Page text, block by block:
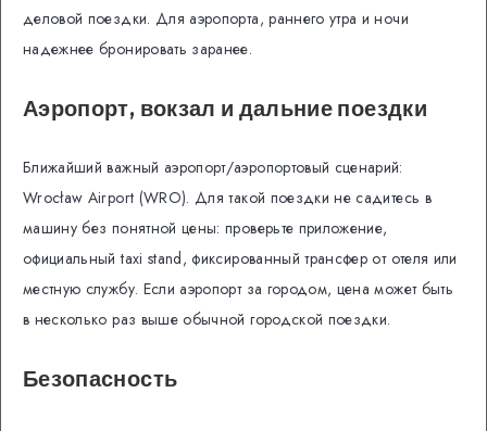
деловой поездки. Для аэропорта, раннего утра и ночи
надежнее бронировать заранее.
Аэропорт, вокзал и дальние поездки
Ближайший важный аэропорт/аэропортовый сценарий:
Wrocław Airport (WRO). Для такой поездки не садитесь в
машину без понятной цены: проверьте приложение,
официальный taxi stand, фиксированный трансфер от отеля или
местную службу. Если аэропорт за городом, цена может быть
в несколько раз выше обычной городской поездки.
Безопасность